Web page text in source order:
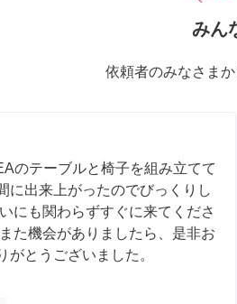
みん
依頼者のみなさま
のテーブルと椅子を組み立てて
に出来上がったのでびっくりし
にも関わらずすぐに来てくださ
た機会がありましたら、是非お
とうございました。